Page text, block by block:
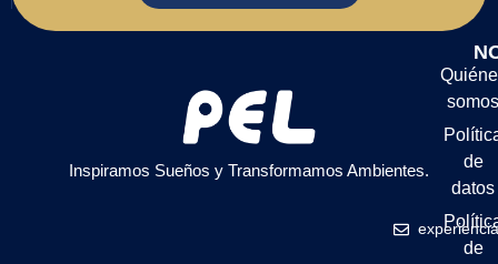
Inspiramos Sueños y Transformamos Ambientes.
de
datos
de